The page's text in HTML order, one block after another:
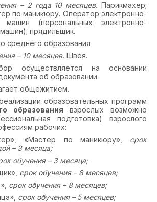
– 2 года 10 месяцев. Парикмахер;
по маникюру. Оператор электронно-
машин (персональных электронно-
прядильщик.
среднего образования
– 10 месяцев. Швея.
осуществляется на основании
об образовании.
общежитием.
образовательных программ
образования взрослых возможно
подготовка) взрослого
рабочих:
«Мастер по маникюру», срок
– 3 месяца;
обучения – 3 месяца;
срок обучения – 8 месяцев;
срок обучения – 8 месяцев;
срок обучения – 5 месяцев;